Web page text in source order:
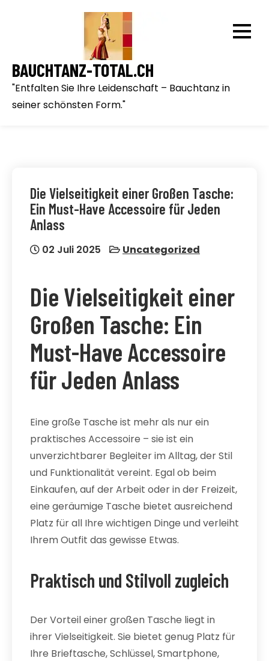
BAUCHTANZ-TOTAL.CH
"Entfalten Sie Ihre Leidenschaft – Bauchtanz in
seiner schönsten Form."
Die Vielseitigkeit einer Großen Tasche:
Ein Must-Have Accessoire für Jeden
Anlass
02 Juli 2025 Uncategorized
Die Vielseitigkeit einer
Großen Tasche: Ein
Must-Have Accessoire
für Jeden Anlass
Eine große Tasche ist mehr als nur ein
praktisches Accessoire – sie ist ein
unverzichtbarer Begleiter im Alltag, der Stil
und Funktionalität vereint. Egal ob beim
Einkaufen, auf der Arbeit oder in der Freizeit,
eine geräumige Tasche bietet ausreichend
Platz für all Ihre wichtigen Dinge und verleiht
Ihrem Outfit das gewisse Etwas.
Praktisch und Stilvoll zugleich
Der Vorteil einer großen Tasche liegt in
ihrer Vielseitigkeit. Sie bietet genug Platz für
Ihre Brieftasche, Schlüssel, Smartphone,